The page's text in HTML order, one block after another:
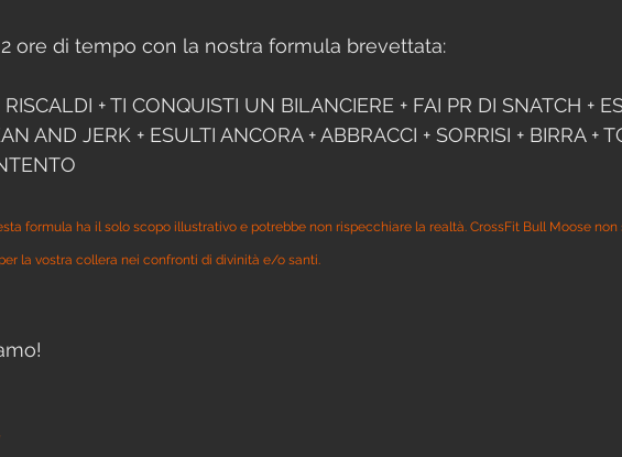
ore di tempo con la nostra formula brevettata:
RISCALDI + TI CONQUISTI UN BILANCIERE + FAI PR DI SNATCH +
AND JERK + ESULTI ANCORA + ABBRACCI + SORRISI + BIRRA +
formula ha il solo scopo illustrativo e potrebbe non rispecchiare la realtà. CrossFit Bull Moose non
la vostra collera nei confronti di divinità e/o santi.